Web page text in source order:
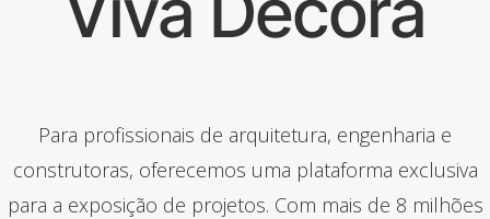
Para profissionais de arquitetura, engenharia e
construtoras, oferecemos uma plataforma exclusiva
para a exposição de projetos. Com mais de 8 milhões